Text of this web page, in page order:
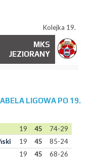
Kolejka 19.
MKS
JEZIORANY
LIGOWA PO 19.
19 45
74-29
19 45
85-24
19 45
68-26